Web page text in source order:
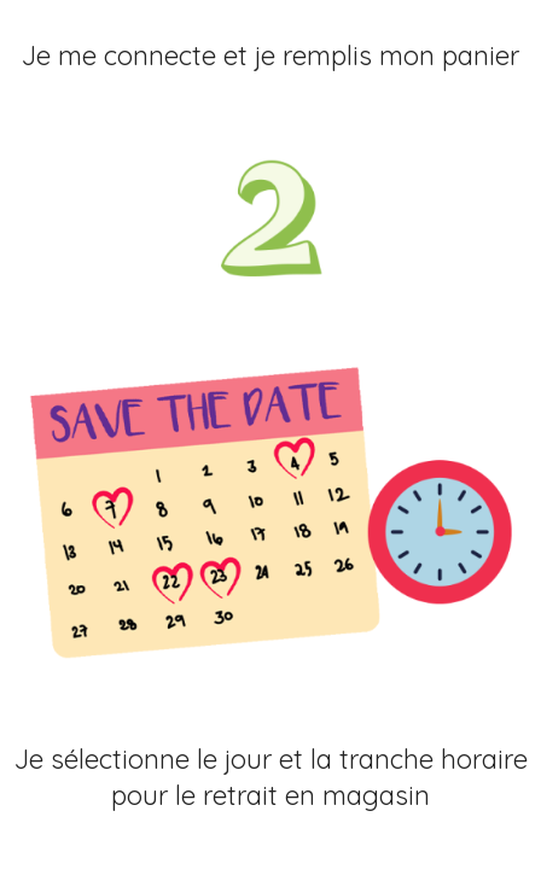
Je me connecte et je remplis mon panier
Je sélectionne le jour et la tranche horaire
pour le retrait en magasin